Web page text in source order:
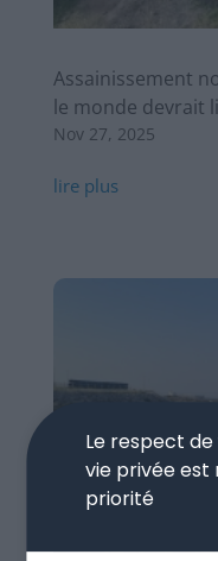
Le respect
vie privée est
priorité
Assainissement
le monde devrait
Nov 27, 2025
lire plus